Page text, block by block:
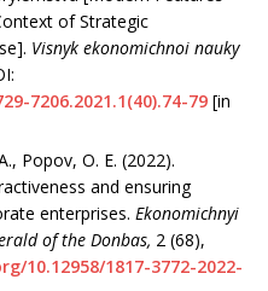
of Strategic
Visnyk ekonomichnoi nauky
7206.2021.1(40).74-79 [in
Popov, O. E. (2022).
and ensuring
enterprises. Ekonomichnyi
of the Donbas, 2 (68),
10.12958/1817-3772-2022-